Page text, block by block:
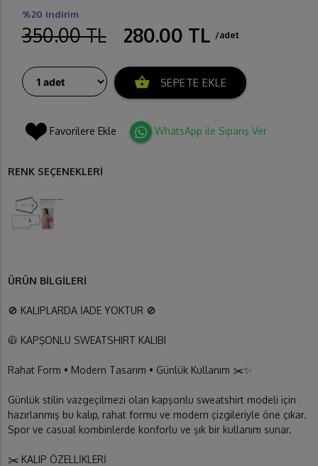
%20 indirim
350.00 TL 280.00 TL /adet
shopping_basket SEPETE EKLE
Favorilere Ekle WhatsApp ile Sipariş Ver
RENK SEÇENEKLERİ
ÜRÜN BİLGİLERİ
🚫 KALIPLARDA İADE YOKTUR 🚫
🧥 KAPŞONLU SWEATSHIRT KALIBI
Rahat Form • Modern Tasarım • Günlük Kullanım ✂️✨
Günlük stilin vazgeçilmezi olan kapşonlu sweatshirt modeli için
hazırlanmış bu kalıp, rahat formu ve modern çizgileriyle öne çıkar.
Spor ve casual kombinlerde konforlu ve şık bir kullanım sunar.
✂️ KALIP ÖZELLİKLERİ